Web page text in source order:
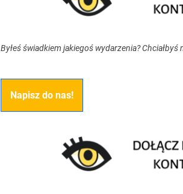
Byłeś świadkiem jakiegoś wydarzenia?
Napisz do nas!